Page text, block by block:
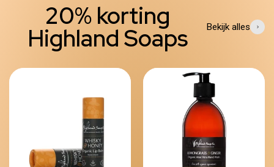
20% korting
Highland Soaps Bekijk alles